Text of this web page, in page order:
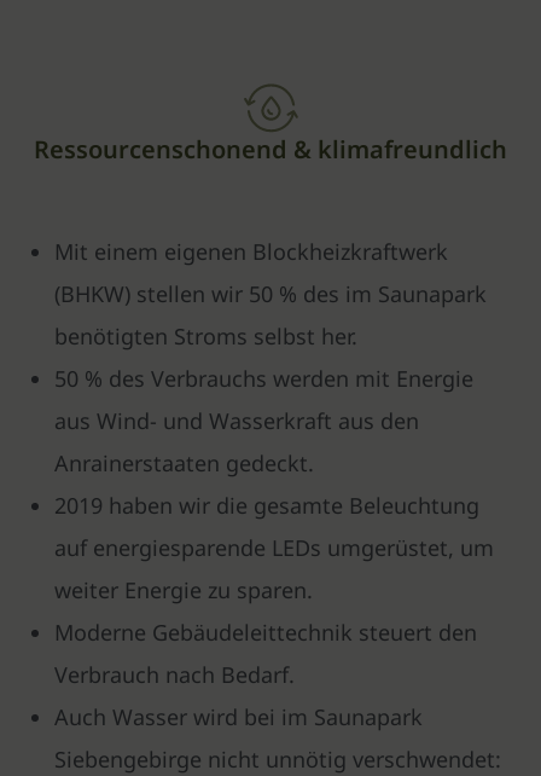
Ressourcenschonend & klimafreundlich
Mit einem eigenen Blockheizkraftwerk
(BHKW) stellen wir 50 % des im Saunapark
benötigten Stroms selbst her.
50 % des Verbrauchs werden mit Energie
aus Wind- und Wasserkraft aus den
Anrainerstaaten gedeckt.
2019 haben wir die gesamte Beleuchtung
auf energiesparende LEDs umgerüstet, um
weiter Energie zu sparen.
Moderne Gebäudeleittechnik steuert den
Verbrauch nach Bedarf.
Auch Wasser wird bei im Saunapark
Siebengebirge nicht unnötig verschwendet: